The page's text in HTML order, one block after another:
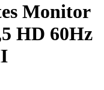
Monitor
HD 60Hz